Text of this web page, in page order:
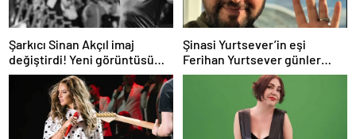
Şarkıcı Sinan Akçıl imaj
değiştirdi! Yeni görüntüsü
gündem oldu
Şinasi Yurtsever’in eşi
Ferihan Yurtsever günler
sonra paylaşım yaptı